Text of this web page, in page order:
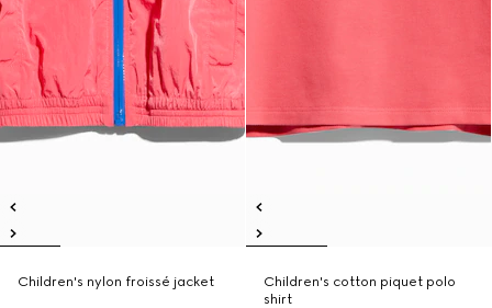
Children's nylon froissé jacket
Children's cotton piquet polo
shirt